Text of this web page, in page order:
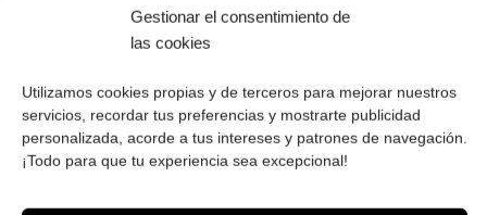
Gestionar el consentimiento de
las cookies
Utilizamos cookies propias y de terceros para mejorar nuestros
servicios, recordar tus preferencias y mostrarte publicidad
personalizada, acorde a tus intereses y patrones de navegación.
¡Todo para que tu experiencia sea excepcional!
Sep